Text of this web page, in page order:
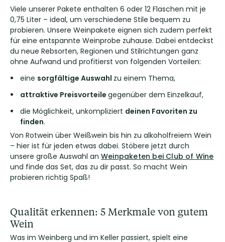
Viele unserer Pakete enthalten 6 oder 12 Flaschen mit je
0,75 Liter – ideal, um verschiedene Stile bequem zu
probieren. Unsere Weinpakete eignen sich zudem perfekt
für eine entspannte Weinprobe zuhause. Dabei entdeckst
du neue Rebsorten, Regionen und Stilrichtungen ganz
ohne Aufwand und profitierst von folgenden Vorteilen:
eine sorgfältige Auswahl zu einem Thema,
attraktive Preisvorteile gegenüber dem Einzelkauf,
die Möglichkeit, unkompliziert deinen Favoriten zu
finden.
Von Rotwein über Weißwein bis hin zu alkoholfreiem Wein
– hier ist für jeden etwas dabei. Stöbere jetzt durch
unsere große Auswahl an Weinpaketen bei Club of Wine
und finde das Set, das zu dir passt. So macht Wein
probieren richtig Spaß!
Qualität erkennen: 5 Merkmale von gutem
Wein
Was im Weinberg und im Keller passiert, spielt eine